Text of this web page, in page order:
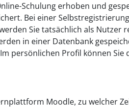
Schulung erhoben und
Bei einer
Sie tatsächlich als
in einer Datenbank
persönlichen Profil können
Moodle, zu welcher